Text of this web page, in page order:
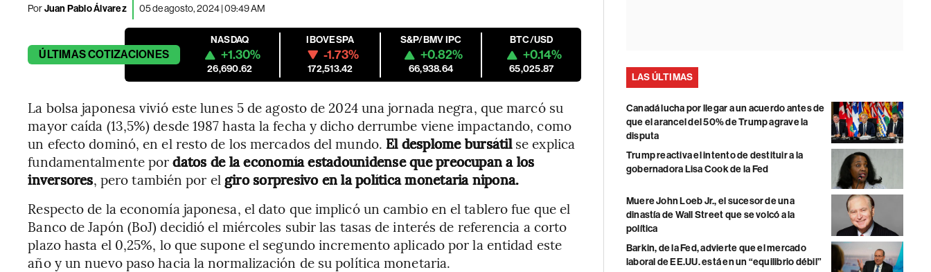
PorJuan Pablo Álvarez 05 de agosto, 2024 | 09:49 AM
ÚLTIMASCOTIZACIONES
NASDAQ
+1.30%
26,690.62
IBOVESPA
-1.73%
172,513.42
S&P/BMV IPC
+0.82%
66,938.64
BTC/USD
+0.14%
65,025.87
La bolsa japonesa vivió este lunes 5 de agosto de 2024 una jornada negra, que marcó su
mayor caída (13,5%) desde 1987 hasta la fecha y dicho derrumbe viene impactando, como
un efecto dominó, en el resto de los mercados del mundo. El desplome bursátilse explica
fundamentalmente pordatos de la economía estadounidense que preocupan a los
inversores, pero también por el giro sorpresivo en la política monetaria nipona.
Respecto de la economía japonesa, el dato que implicó un cambio en el tablero fue que el
Banco de Japón (BoJ) decidió el miércoles subir las tasas de interés de referencia a corto
plazo hasta el 0,25%, lo que supone el segundo incremento aplicado por la entidad este
año y un nuevo paso hacia la normalización de su política monetaria.
LAS ÚLTIMAS
Canadá lucha por llegar a un acuerdo antes de
que el arancel del 50% de Trump agrave la
disputa
Trump reactiva el intento de destituir a la
gobernadora Lisa Cook de la Fed
Muere John Loeb Jr., el sucesor de una
dinastía de Wall Street que se volcó a la
política
Barkin, de la Fed, advierte que el mercado
laboral de EE.UU. está en un “equilibrio débil”